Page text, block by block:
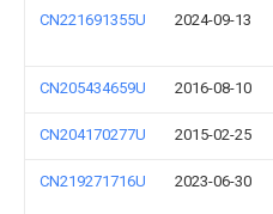
CN221691355U 2024-09-13
CN205434659U 2016-08-10
CN204170277U 2015-02-25
CN219271716U 2023-06-30